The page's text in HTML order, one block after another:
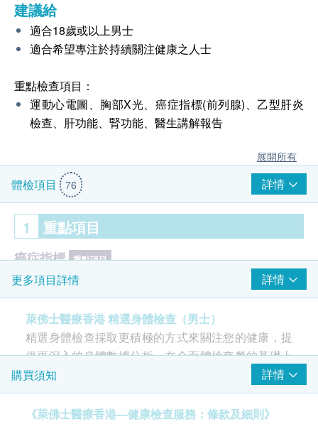
建議給
適合18歲或以上男士
適合希望專注於持續關注健康之人士
重點檢查項目：
運動心電圖、胸部X光、癌症指標(前列腺)、乙型肝炎
檢查、肝功能、腎功能、醫生講解報告
展開所有
體檢項目 76 詳情
1 重點項目
癌症指標 重點項目
前列腺癌抗原
心臟檢查 重點項目
運動心電圖
X光 重點項目
更多項目詳情 詳情
萊佛士醫療香港 精選身體檢查（男士）
精選身體檢查採取更積極的方式來關注您的健康，提
供更深入的身體數據分析。在全面體檢套餐的基礎上
增加更多檢測項目，例如：運動心電圖、更詳細的肝
功能和腎功能評估、 乙型肝炎檢測 、男士癌症檢查
等。醫生將就報告提供個人化建議，適合希望專注於
購買須知 詳情
《萊佛士醫療香港—健康檢查服務：條款及細則》